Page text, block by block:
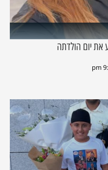
את יום הולדתה